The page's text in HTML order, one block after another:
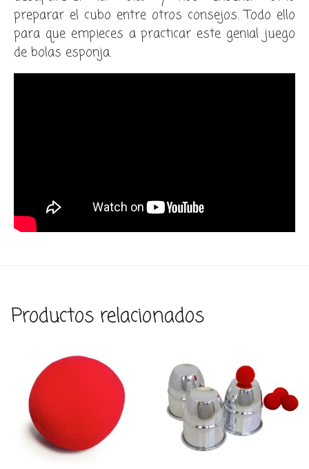
preparar el cubo entre otros consejos. Todo ello
para que empieces a practicar este genial juego
de bolas esponja.
Productos relacionados